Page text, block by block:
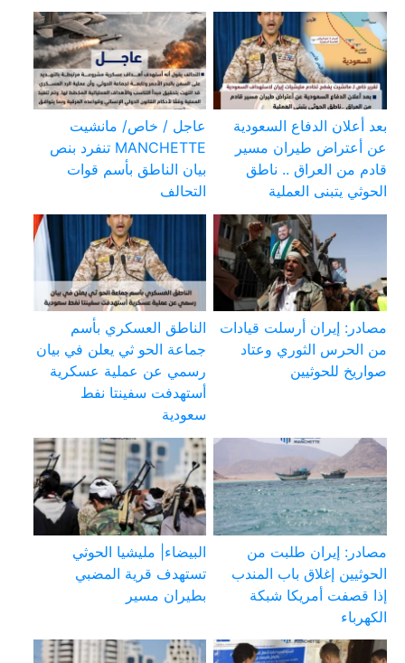
بعد أعلان الدفاع السعودية
عن أعتراض طيران مسير
قادم من العراق .. ناطق
الحوثي يتبنى العملية
عاجل / خاص/ مانشيت
MANCHETTE تنفرد بنص
بيان الناطق بأسم قوات
التحالف
مصادر: إيران أرسلت قيادات
من الحرس الثوري وعتاد
صواريخ للحوثيين
الناطق العسكري بأسم
جماعة الحو ثي يعلن في بيان
رسمي عن عملية عسكرية
أستهدفت سفينتا نفط
سعودية
مصادر: إيران طلبت من
الحوثيين إغلاق باب المندب
إذا قصفت أمريكا شبكة
الكهرباء
البيضاء| مليشيا الحوثي
تستهدف قرية المضبي
بطيران مسير